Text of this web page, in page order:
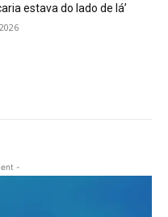
estava do lado de lá’
-